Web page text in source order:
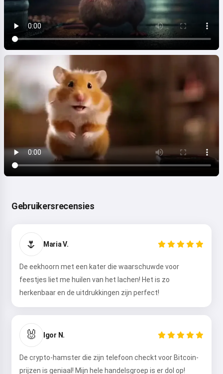
Gebruikersrecensies
🌷 Maria V.
De eekhoorn met een kater die waarschuwde voor
feestjes liet me huilen van het lachen! Het is zo
herkenbaar en de uitdrukkingen zijn perfect!
🐰 Igor N.
De crypto-hamster die zijn telefoon checkt voor Bitcoin-
prijzen is geniaal! Mijn hele handelsgroep is er dol op!